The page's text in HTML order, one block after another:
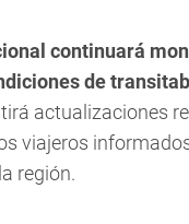
continuará
de
actualizaciones
viajeros
región.